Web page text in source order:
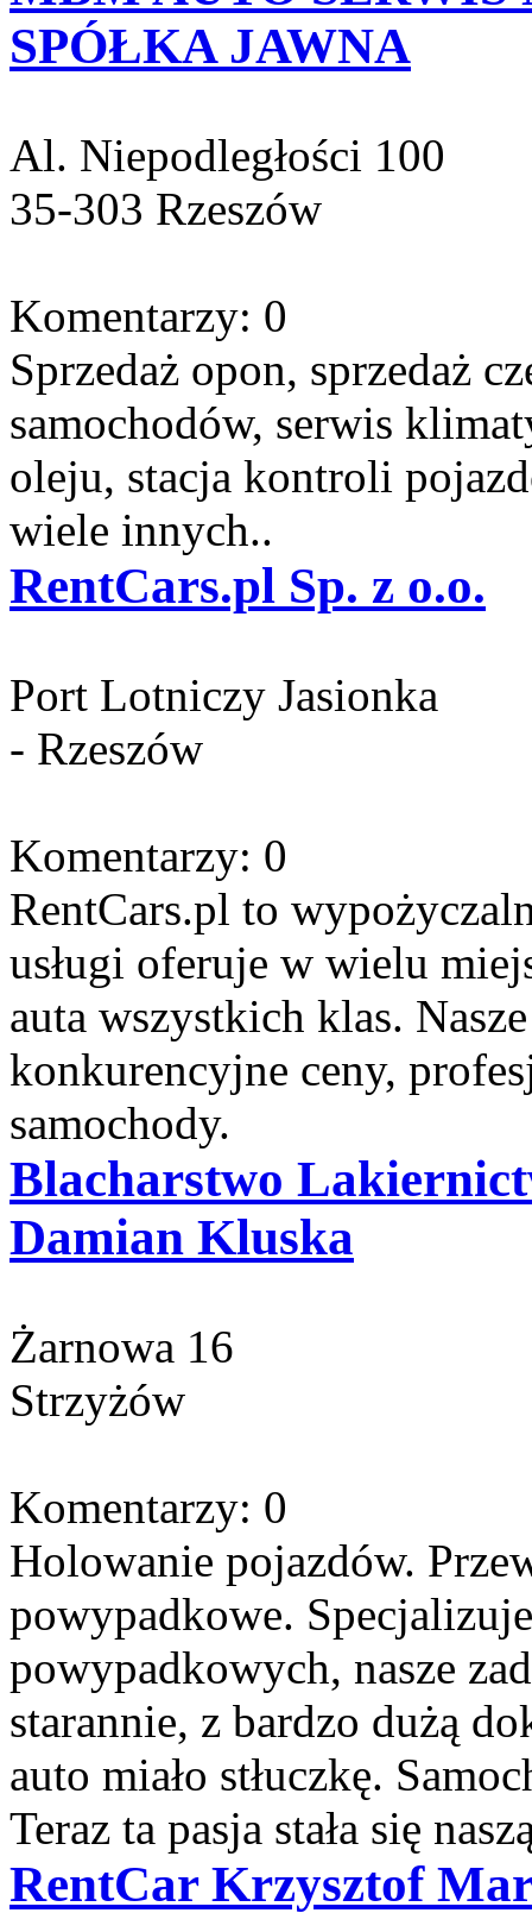
SPÓŁKA JAWNA
Al. Niepodległości 100
35-303 Rzeszów
Komentarzy: 0
Sprzedaż opon, sprzedaż
samochodów, serwis
oleju, stacja kontroli
wiele innych..
RentCars.pl Sp. z o.o.
Port Lotniczy Jasionka
- Rzeszów
Komentarzy: 0
RentCars.pl to
usługi oferuje w wielu
auta wszystkich klas.
konkurencyjne ceny,
samochody.
Blacharstwo
Damian Kluska
Żarnowa 16
Strzyżów
Komentarzy: 0
Holowanie pojazdów.
powypadkowe.
powypadkowych, nasze
starannie, z bardzo dużą
auto miało stłuczkę.
Teraz ta pasja stała się
RentCar Krzysztof